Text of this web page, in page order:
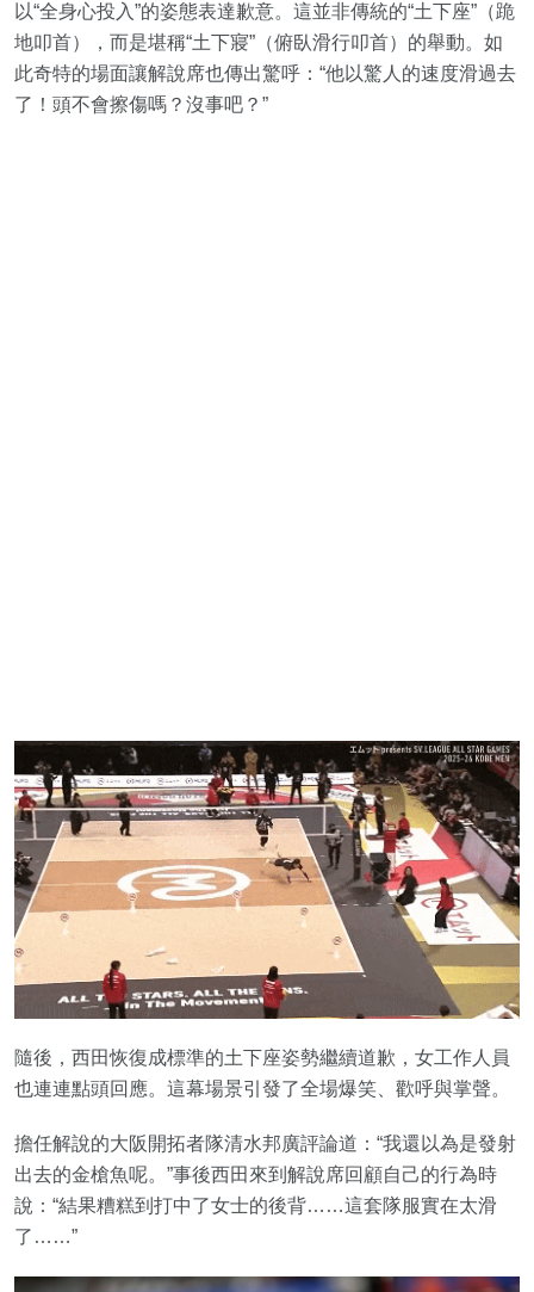
以“全身心投入”的姿態表達歉意。這並非傳統的“土下座”（跪
地叩首），而是堪稱“土下寢”（俯臥滑行叩首）的舉動。如
此奇特的場面讓解說席也傳出驚呼：“他以驚人的速度滑過去
了！頭不會擦傷嗎？沒事吧？”
隨後，西田恢復成標準的土下座姿勢繼續道歉，女工作人員
也連連點頭回應。這幕場景引發了全場爆笑、歡呼與掌聲。
擔任解說的大阪開拓者隊清水邦廣評論道：“我還以為是發射
出去的金槍魚呢。”事後西田來到解說席回顧自己的行為時
說：“結果糟糕到打中了女士的後背……這套隊服實在太滑
了……”